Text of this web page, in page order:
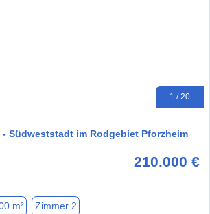
1 / 20
Südweststadt im Rodgebiet Pforzheim
210.000 €
m² Zimmer 2